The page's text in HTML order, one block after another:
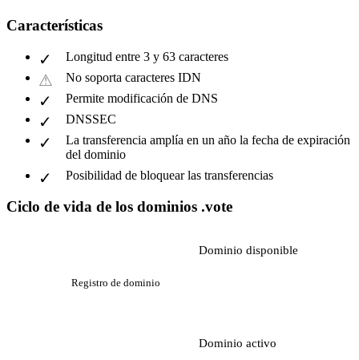
Características
Longitud entre 3 y 63 caracteres
No soporta caracteres IDN
Permite modificación de DNS
DNSSEC
La transferencia amplía en un año la fecha de expiración
del dominio
Posibilidad de bloquear las transferencias
Ciclo de vida de los dominios .vote
Dominio disponible
Registro de dominio
Dominio activo